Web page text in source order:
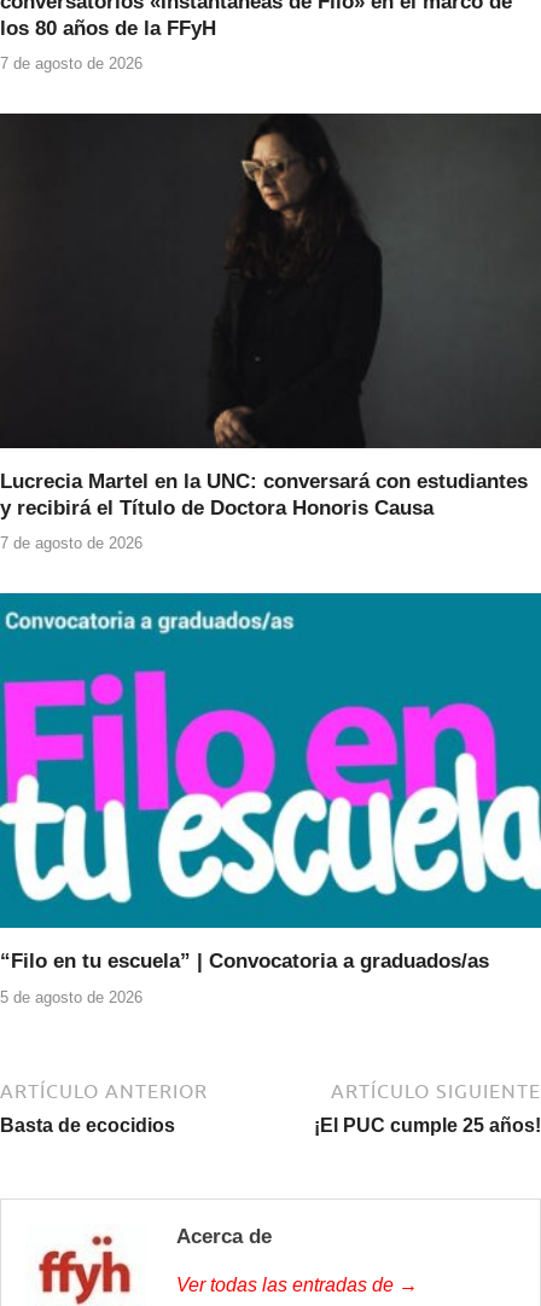
los 80 años de la FFyH
7 de agosto de 2026
Lucrecia Martel en la UNC: conversará con estudiantes
y recibirá el Título de Doctora Honoris Causa
7 de agosto de 2026
“Filo en tu escuela” | Convocatoria a graduados/as
5 de agosto de 2026
ARTÍCULO ANTERIOR
Basta de ecocidios
ARTÍCULO SIGUIENTE
¡El PUC cumple 25 años!
Acerca de
Ver todas las entradas de →